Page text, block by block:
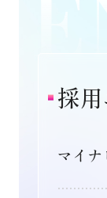
採
マイナ